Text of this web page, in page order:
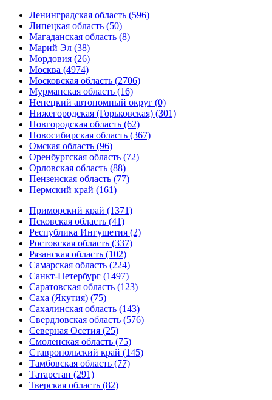
Ленинградская область (596)
Липецкая область (50)
Магаданская область (8)
Марий Эл (38)
Мордовия (26)
Москва (4974)
Московская область (2706)
Мурманская область (16)
Ненецкий автономный округ (0)
Нижегородская (Горьковская) (301)
Новгородская область (62)
Новосибирская область (367)
Омская область (96)
Оренбургская область (72)
Орловская область (88)
Пензенская область (77)
Пермский край (161)
Приморский край (1371)
Псковская область (41)
Республика Ингушетия (2)
Ростовская область (337)
Рязанская область (102)
Самарская область (224)
Санкт-Петербург (1497)
Саратовская область (123)
Саха (Якутия) (75)
Сахалинская область (143)
Свердловская область (576)
Северная Осетия (25)
Смоленская область (75)
Ставропольский край (145)
Тамбовская область (77)
Татарстан (291)
Тверская область (82)